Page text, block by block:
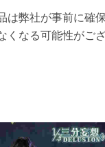
は弊社が事前に確
くなる可能性がご